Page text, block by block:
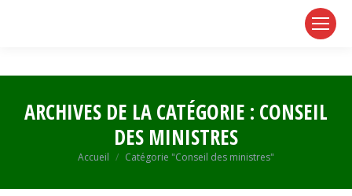
ARCHIVES DE LA CATÉGORIE : CONSEIL
DES MINISTRES
Vous êtes ici :
Accueil Catégorie "Conseil des ministres"